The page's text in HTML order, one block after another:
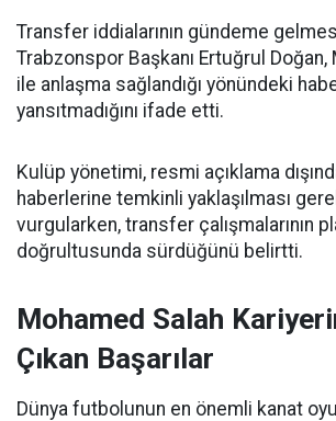
Transfer iddialarının gündeme
Trabzonspor Başkanı Ertuğrul Doğan,
ile anlaşma sağlandığı yönündeki
yansıtmadığını ifade etti.
Kulüp yönetimi, resmi açıklama
haberlerine temkinli yaklaşılması
vurgularken, transfer çalışmalarının
doğrultusunda sürdüğünü belirtti.
Mohamed Salah
Çıkan Başarılar
Dünya futbolunun en önemli kanat